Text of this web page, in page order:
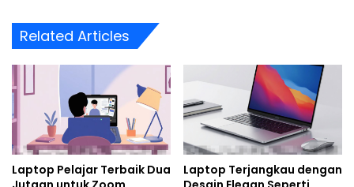
Related Articles
Laptop Pelajar Terbaik Dua
Laptop Terjangkau dengan